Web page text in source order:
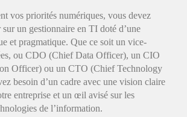
vos priorités numériques, vous devez
un gestionnaire en TI doté d’une
et pragmatique. Que ce soit un vice-
ou CDO (Chief Data Officer), un CIO
Officer) ou un CTO (Chief Technology
besoin d’un cadre avec une vision claire
entreprise et un œil avisé sur les
de l’information.